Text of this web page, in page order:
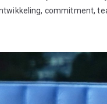
commitment,